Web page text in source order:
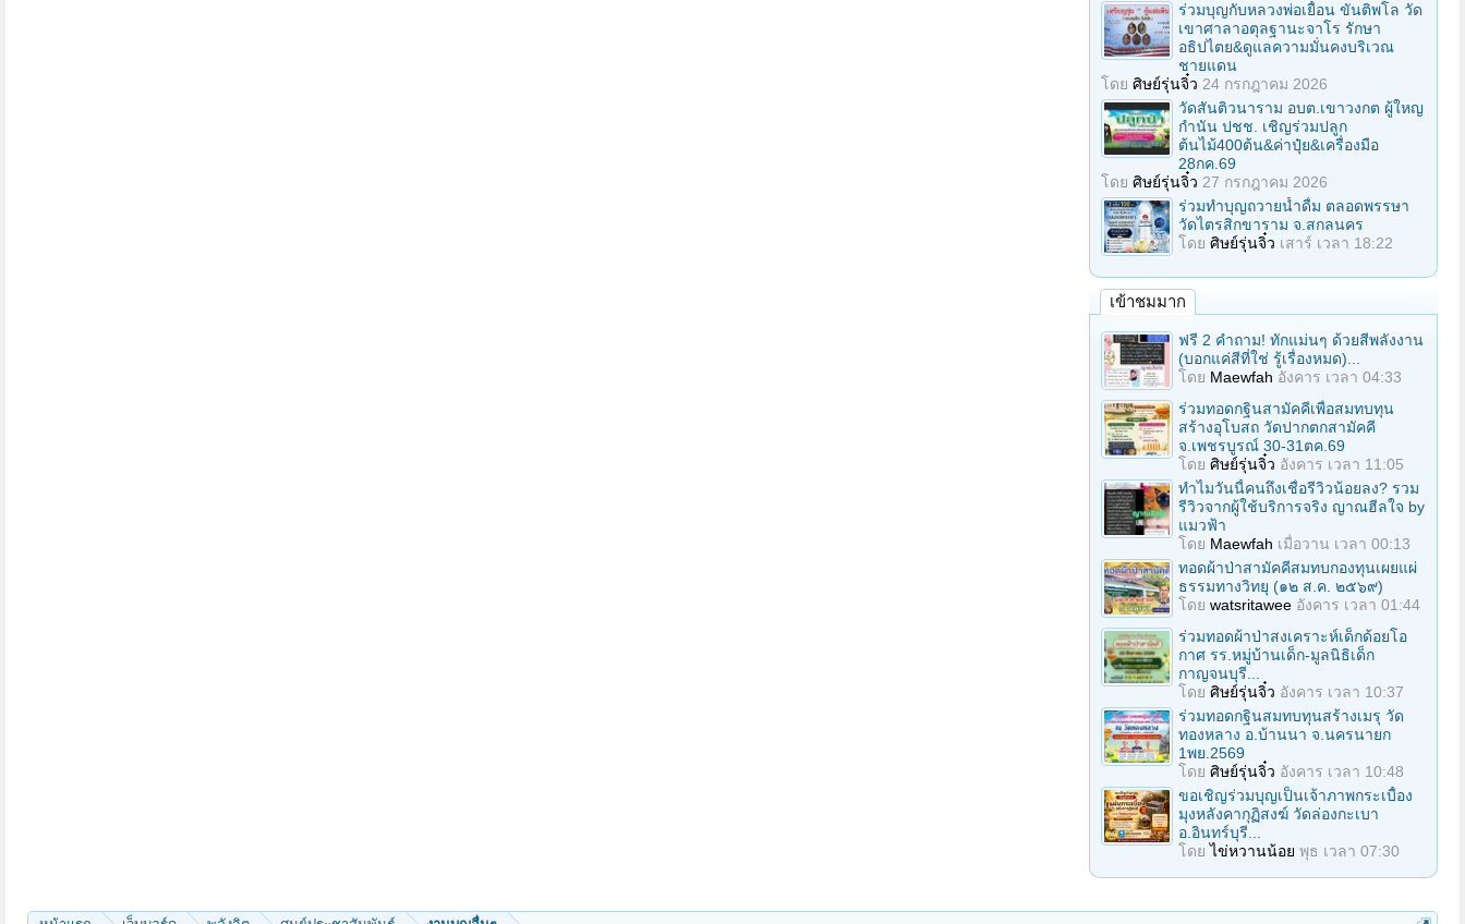
ร่วมบุญกับหลวงพ่อเยื้อน ขันติพโล วัด
เขาศาลาอตุลฐานะจาโร รักษา
อธิปไตย&ดูแลความมั่นคงบริเวณ
ชายแดน
โดย ศิษย์รุ่นจิ๋ว 24 กรกฎาคม 2026
วัดสันติวนาราม อบต.เขาวงกต ผู้ใหญ
กํานัน ปชช. เชิญร่วมปลูก
ต้นไม้400ต้น&ค่าปุ๋ย&เครื่องมือ
28กค.69
โดย ศิษย์รุ่นจิ๋ว 27 กรกฎาคม 2026
ร่วมทําบุญถวายน้ำดื่ม ตลอดพรรษา
วัดไตรสิกขาราม จ.สกลนคร
โดย ศิษย์รุ่นจิ๋ว เสาร์ เวลา 18:22
เข้าชมมาก
ฟรี 2 คำถาม! ทักแม่นๆ ด้วยสีพลังงาน
(บอกแค่สีที่ใช่ รู้เรื่องหมด)...
โดย Maewfah อังคาร เวลา 04:33
ร่วมทอดกฐินสามัคคีเพื่อสมทบทุน
สร้างอุโบสถ วัดปากตกสามัคคี
จ.เพชรบูรณ์ 30-31ตค.69
โดย ศิษย์รุ่นจิ๋ว อังคาร เวลา 11:05
ทำไมวันนี้คนถึงเชื่อรีวิวน้อยลง? รวม
รีวิวจากผู้ใช้บริการจริง ญาณฮีลใจ by
แมวฟ้า
โดย Maewfah เมื่อวาน เวลา 00:13
ทอดผ้าป่าสามัคคีสมทบกองทุนเผยแผ่
ธรรมทางวิทยุ (๑๒ ส.ค. ๒๕๖๙)
โดย watsritawee อังคาร เวลา 01:44
ร่วมทอดผ้าป่าสงเคราะห์เด็กด้อยโอ
กาศ รร.หมู่บ้านเด็ก-มูลนิธิเด็ก
กาญจนบุรี...
โดย ศิษย์รุ่นจิ๋ว อังคาร เวลา 10:37
ร่วมทอดกฐินสมทบทุนสร้างเมรุ วัด
ทองหลาง อ.บ้านนา จ.นครนายก
1พย.2569
โดย ศิษย์รุ่นจิ๋ว อังคาร เวลา 10:48
ขอเชิญร่วมบุญเป็นเจ้าภาพกระเบื้อง
มุงหลังคากุฏิสงฆ์ วัดล่องกะเบา
อ.อินทร์บุรี...
โดยไข่หวานน้อย พุธ เวลา 07:30